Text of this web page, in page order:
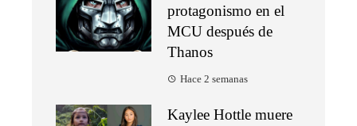
protagonismo en el
MCU después de
Thanos
Hace 2 semanas
Kaylee Hottle muere